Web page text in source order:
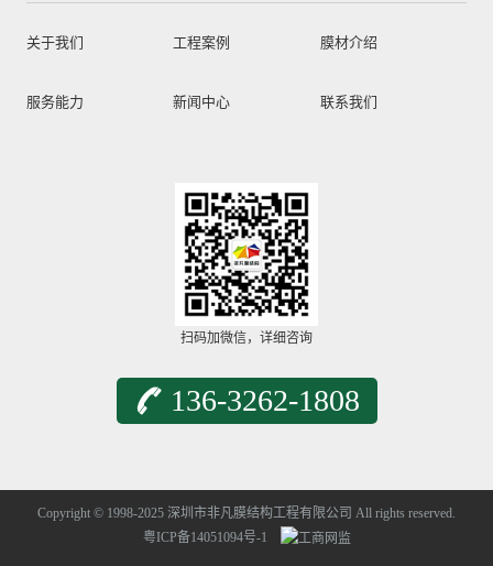
关于我们 工程案例 膜材介绍
服务能力 新闻中心 联系我们
扫码加微信，详细咨询
136-3262-1808
Copyright © 1998-2025 深圳市非凡膜结构工程有限公司 All rights reserved.
粤ICP备14051094号-1